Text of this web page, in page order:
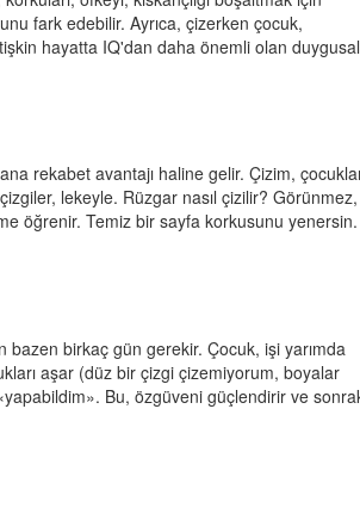
fark edebilir. Ayrıca, çizerken çocuk,
hayatta IQ'dan daha önemli olan duygusal
rekabet avantajı haline gelir. Çizim,
lekeyle. Rüzgar nasıl çizilir? Görünmez,
öğrenir. Temiz bir sayfa korkusunu yenersin.
birkaç gün gerekir. Çocuk, işi yarımda
aşar (düz bir çizgi çizemiyorum, boyalar
Bu, özgüveni güçlendirir ve